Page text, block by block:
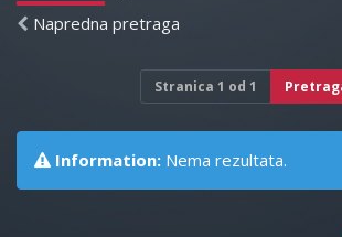
Napredna pretraga
Stranica 1 od 1
Information: Nema rezultata.